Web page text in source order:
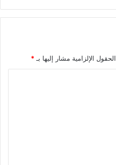
الحقول الإلزامية مشار إليها بـ *